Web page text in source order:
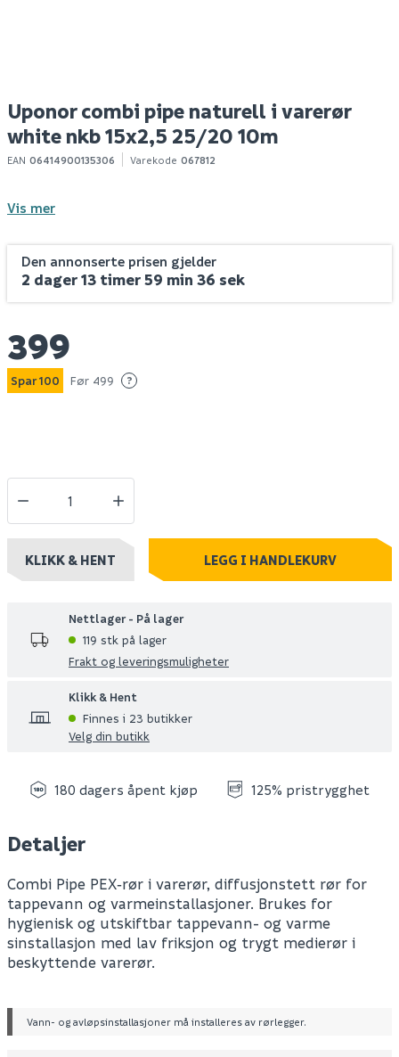
Uponor combi pipe naturell i varerør
white nkb 15x2,5 25/20 10m
EAN 06414900135306 Varekode 067812
Vis mer
Den annonserte prisen gjelder
2 dager 13 timer 59 min 36 sek
399
Spar 100 Før 499 ?
KLIKK & HENT LEGG I HANDLEKURV
Nettlager - På lager
119 stk på lager
Frakt og leveringsmuligheter
Klikk & Hent
Finnes i 23 butikker
Velg din butikk
180 dagers åpent kjøp 125% pristrygghet
Detaljer
Combi Pipe PEX‑rør i varerør, diffusjonstett rør for
tappevann og varmeinstallasjoner. Brukes for
hygienisk og utskiftbar tappevann- og varme
sinstallasjon med lav friksjon og trygt medierør i
beskyttende varerør.
Vann- og avløpsinstallasjoner må installeres av rørlegger.